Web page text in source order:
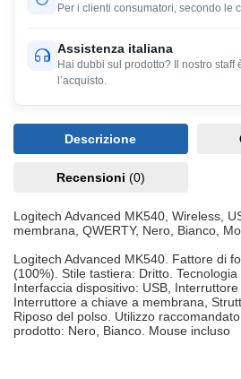
Per i clienti consumatori, secondo le
Assistenza italiana
Hai dubbi sul prodotto? Il nostro staff
l’acquisto.
Descrizione
Recensioni (0)
Logitech Advanced MK540, Wireless,
membrana, QWERTY, Nero, Bianco,
Logitech Advanced MK540. Fattore di
(100%). Stile tastiera: Dritto.
Interfaccia dispositivo: USB,
Interruttore a chiave a membrana,
Riposo del polso. Utilizzo
prodotto: Nero, Bianco. Mouse incluso